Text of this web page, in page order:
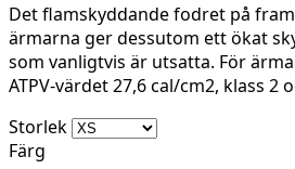
Det flamskyddande fodret på
ärmarna ger dessutom ett ökat
som vanligtvis är utsatta. För
ATPV-värdet 27,6 cal/cm2, klass 2
Storlek
Färg